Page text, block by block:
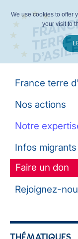
France terre
Nos actions
Notre
Infos migrants
Faire un don
Rejoignez-
We use cookies to offer
your visit to